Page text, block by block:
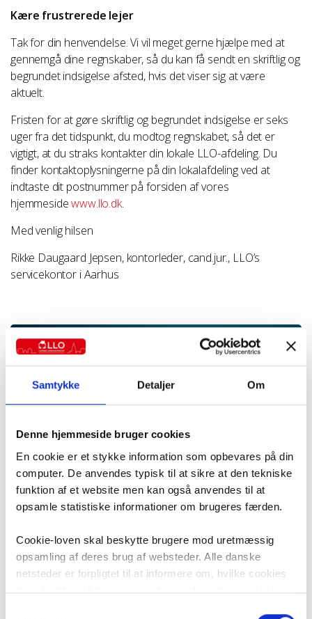
Samtykke Detaljer Om
Denne hjemmeside bruger cookies
En cookie er et stykke information som opbevares på din
computer. De anvendes typisk til at sikre at den tekniske
funktion af et website men kan også anvendes til at
opsamle statistiske informationer om brugeres færden.
Cookie-loven skal beskytte brugere mod uretmæssig
opsamling af deres brug af websteder. Alle danske
netsteder er forpligtet til at informere om, hvilke cookies
der afsættes på brugerens udstyr. Informationen skal
Kære frustrerede lejer
Tak for din henvendelse. Vi vil meget gerne hjælpe med at
gennemgå dine regnskaber, så du kan få sendt en skriftlig og
begrundet indsigelse afsted, hvis det viser sig at være
aktuelt.
Fristen for at gøre skriftlig og begrundet indsigelse er seks
uger fra det tidspunkt, du modtog regnskabet, så det er
vigtigt, at du straks kontakter din lokale LLO-afdeling. Du
finder kontaktoplysningerne på din lokalafdeling ved at
indtaste dit postnummer på forsiden af vores
hjemmesidewww.llo.dk.
Med venlig hilsen
Rikke Daugaard Jepsen, kontorleder, cand.jur., LLO’s
servicekontor i Aarhus